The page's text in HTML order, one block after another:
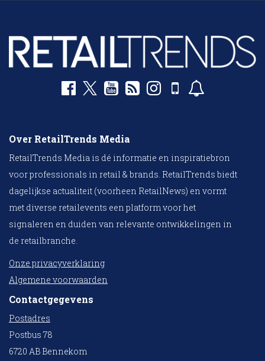
Over RetailTrends Media
RetailTrends Media is dé informatie en inspiratiebron
voor professionals in retail & brands. RetailTrends biedt
dagelijkse actualiteit (voorheen RetailNews) en vormt
met diverse retailevents een platform voor het
signaleren en duiden van relevante ontwikkelingen in
de retailbranche.
Onze privacyverklaring
Algemene voorwaarden
Contactgegevens
Postadres
Postbus 78
6720 AB Bennekom